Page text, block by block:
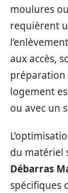
moulures
requièrent
aux accès,
préparation
logement
ou avec un
du matériel
Débarras
spécifiques